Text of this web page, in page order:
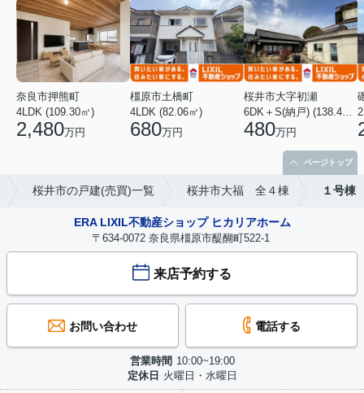
奈良市押熊町
4LDK (109.30㎡)
2,480万円
橿原市土橋町
4LDK (82.06㎡)
680万円
桜井市大字初瀬
480万円
桜井市の戸建(売買)一覧 桜井市大福 全４棟 １号棟
ERA LIXIL不動産ショップ ヒカリアホーム
〒634-0072 奈良県橿原市醍醐町522-1
来店予約する
お問い合わせ 電話する
営業時間 10:00~19:00
定休日 火曜日・水曜日
ページトップ